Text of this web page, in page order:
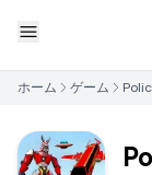
ホーム ゲーム